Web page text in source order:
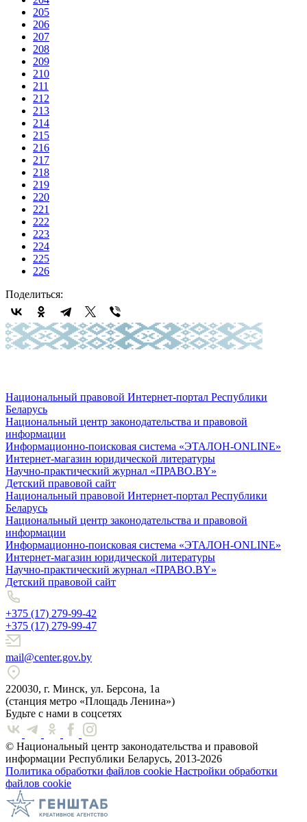
205
206
207
208
209
210
211
212
213
214
215
216
217
218
219
220
221
222
223
224
225
226
Поделиться:
Национальный правовой Интернет-портал Республики
Беларусь
Национальный центр законодательства и правовой
информации
Информационно-поисковая система «ЭТАЛОН-ONLINE»
Интернет-магазин юридической литературы
Научно-практический журнал «ПРАВО.BY»
Детский правовой сайт
Национальный правовой Интернет-портал Республики
Беларусь
Национальный центр законодательства и правовой
информации
Информационно-поисковая система «ЭТАЛОН-ONLINE»
Интернет-магазин юридической литературы
Научно-практический журнал «ПРАВО.BY»
Детский правовой сайт
+375 (17) 279-99-42
+375 (17) 279-99-47
mail@center.gov.by
220030, г. Минск, ул. Берсона, 1а
(станция метро «Площадь Ленина»)
Будьте с нами в соцсетях
© Национальный центр законодательства и правовой
информации Республики Беларусь, 2013-2026
Политика обработки файлов cookie Настройки обработки
файлов cookie